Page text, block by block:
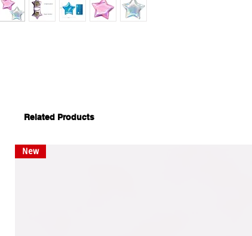
Related Products
New